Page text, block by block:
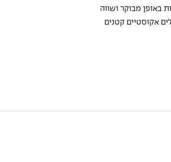
באופן מבוקר ושווה
אקוסטיים קטנים